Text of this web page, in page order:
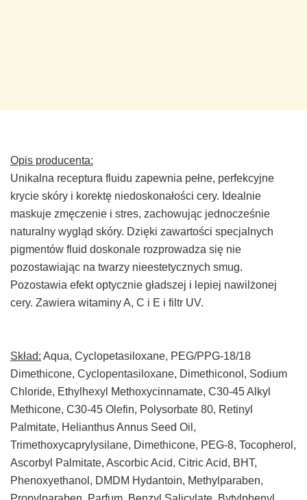
Opis producenta:
Unikalna receptura fluidu zapewnia pełne, perfekcyjne
krycie skóry i korektę niedoskonałości cery. Idealnie
maskuje zmęczenie i stres, zachowując jednocześnie
naturalny wygląd skóry. Dzięki zawartości specjalnych
pigmentów fluid doskonale rozprowadza się nie
pozostawiając na twarzy nieestetycznych smug.
Pozostawia efekt optycznie gładszej i lepiej nawilżonej
cery. Zawiera witaminy A, C i E i filtr UV.
Skład: Aqua, Cyclopetasiloxane, PEG/PPG-18/18
Dimethicone, Cyclopentasiloxane, Dimethiconol, Sodium
Chloride, Ethylhexyl Methoxycinnamate, C30-45 Alkyl
Methicone, C30-45 Olefin, Polysorbate 80, Retinyl
Palmitate, Helianthus Annus Seed Oil,
Trimethoxycaprylysilane, Dimethicone, PEG-8, Tocopherol,
Ascorbyl Palmitate, Ascorbic Acid, Citric Acid, BHT,
Phenoxyethanol, DMDM Hydantoin, Methylparaben,